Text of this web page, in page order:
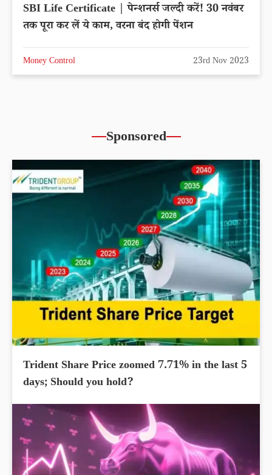
SBI Life Certificate | पेन्शनर्स जल्दी करें! 30 नवंबर
तक पूरा कर लें ये काम, वरना बंद होगी पेंशन
Money Control 23rd Nov 2023
Sponsored
Trident Share Price zoomed 7.71% in the last 5
days; Should you hold?